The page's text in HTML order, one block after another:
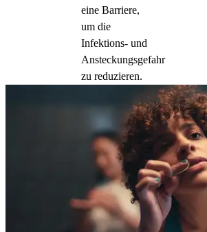
eine Barriere,
um die
Infektions- und
Ansteckungsgefahr
zu reduzieren.